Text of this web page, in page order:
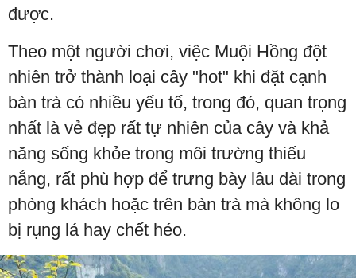
được.
Theo một người chơi, việc Muội Hồng đột
nhiên trở thành loại cây "hot" khi đặt cạnh
bàn trà có nhiều yếu tố, trong đó, quan trọng
nhất là vẻ đẹp rất tự nhiên của cây và khả
năng sống khỏe trong môi trường thiếu
nắng, rất phù hợp để trưng bày lâu dài trong
phòng khách hoặc trên bàn trà mà không lo
bị rụng lá hay chết héo.